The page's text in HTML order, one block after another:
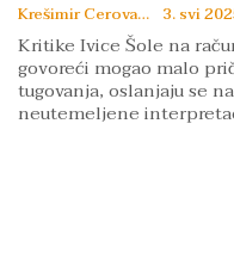
Krešimir Cerovac 3. svi
Kritike Ivice Šole na
govoreći mogao malo
tugovanja, oslanjaju se
neutemeljene